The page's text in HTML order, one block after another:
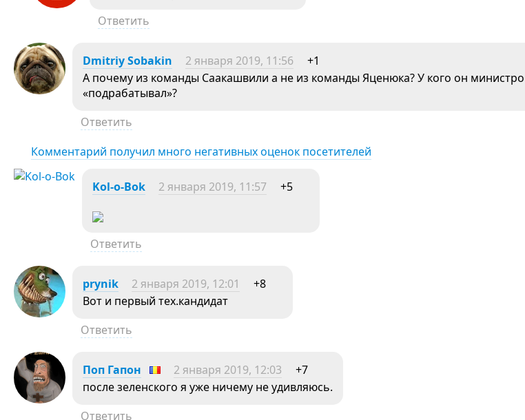
Ответить
Dmitriy Sobakin 2 января 2019, 11:56
+1
А почему из команды Саакашвили а не из команды Яценюка? У кого он
«подрабатывал»?
Ответить
Комментарий получил много негативных оценок посетителей
Kol-o-Bok 2 января 2019, 11:57 +5
Ответить
prynik 2 января 2019, 12:01
+8
Вот и первый тех.кандидат
Ответить
Поп Гапон 2 января 2019, 12:03
+7
после зеленского я уже ничему не удивляюсь.
Ответить